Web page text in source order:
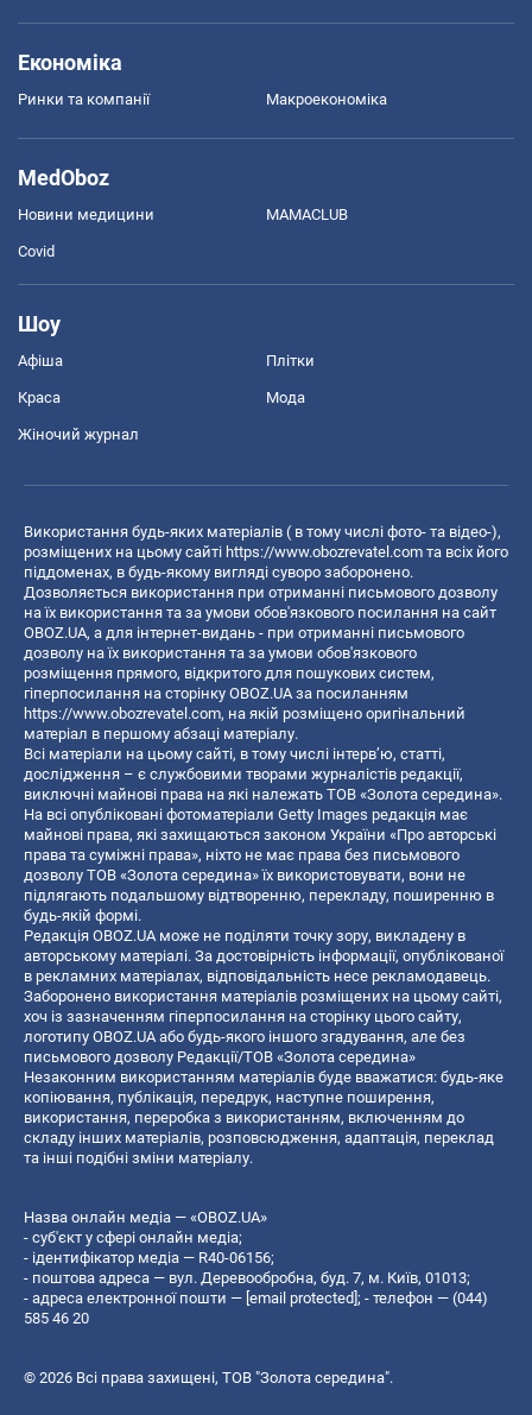
Економіка
Ринки та компанії Макроекономіка
MedOboz
Новини медицини MAMACLUB
Covid
Шоу
Афіша Плітки
Краса Мода
Жіночий журнал
Використання будь-яких матеріалів ( в тому числі фото- та відео-),
розміщених на цьому сайті https://www.obozrevatel.com та всіх його
піддоменах, в будь-якому вигляді суворо заборонено.
Дозволяється використання при отриманні письмового дозволу
на їх використання та за умови обов'язкового посилання на сайт
OBOZ.UA, а для інтернет-видань - при отриманні письмового
дозволу на їх використання та за умови обов'язкового
розміщення прямого, відкритого для пошукових систем,
гіперпосилання на сторінку OBOZ.UA за посиланням
https://www.obozrevatel.com, на якій розміщено оригінальний
матеріал в першому абзаці матеріалу.
Всі матеріали на цьому сайті, в тому числі інтерв’ю, статті,
дослідження – є службовими творами журналістів редакції,
виключні майнові права на які належать ТОВ «Золота середина».
На всі опубліковані фотоматеріали Getty Images редакція має
майнові права, які захищаються законом України «Про авторські
права та суміжні права», ніхто не має права без письмового
дозволу ТОВ «Золота середина» їх використовувати, вони не
підлягають подальшому відтворенню, перекладу, поширенню в
будь-якій формі.
Редакція OBOZ.UA може не поділяти точку зору, викладену в
авторському матеріалі. За достовірність інформації, опублікованої
в рекламних матеріалах, відповідальність несе рекламодавець.
Заборонено використання матеріалів розміщених на цьому сайті,
хоч із зазначенням гіперпосилання на сторінку цього сайту,
логотипу OBOZ.UA або будь-якого іншого згадування, але без
письмового дозволу Редакції/ТОВ «Золота середина»
Незаконним використанням матеріалів буде вважатися: будь-яке
копiювання, публiкацiя, передрук, наступне поширення,
використання, переробка з використанням, включенням до
складу інших матеріалів, розповсюдження, адаптація, переклад
та інші подібні зміни матеріалу.
Назва онлайн медіа — «OBOZ.UA»
- суб'єкт у сфері онлайн медіа;
- ідентифікатор медіа — R40-06156;
- поштова адреса — вул. Деревообробна, буд. 7, м. Київ, 01013;
- адреса електронної пошти — [email protected] ; - телефон — (044)
585 46 20
© 2026 Всі права захищені, ТОВ "Золота середина".